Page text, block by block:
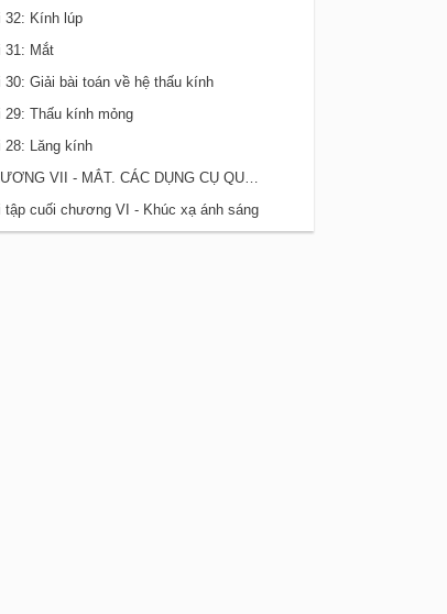
32: Kính lúp
31: Mắt
30: Giải bài toán về hệ thấu kính
29: Thấu kính mỏng
28: Lăng kính
CHƯƠNG VII - MẮT. CÁC DỤNG CỤ QUANG
tập cuối chương VI - Khúc xạ ánh sáng